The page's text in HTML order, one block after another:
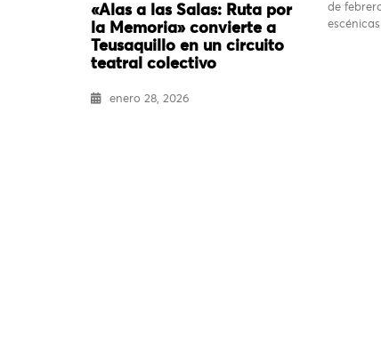
«Alas a las Salas: Ruta por
la Memoria» convierte a
Teusaquillo en un circuito
teatral colectivo
enero 28, 2026
de